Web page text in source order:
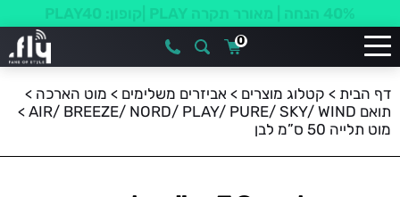
40% הנחה | מאורר תקרה PLAY |קופון: PLAY40
0
דף הבית > קטלוג מוצרים > אביזרים משלימים > מוט הארכה >
תואם AIR/ BREEZE/ NORD/ PLAY/ PURE/ SKY/ WIND
>
מוט תלייה 50 ס”מ לבן